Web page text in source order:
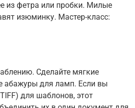
из фетра или пробки. Милые
изюминку. Мастер-класс:
Сделайте мягкие
абажуры для ламп. Если вы
TIFF) для шаблонов, этот